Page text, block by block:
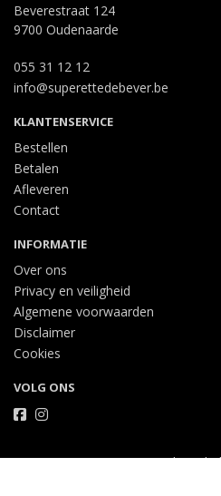
Beverestraat 124
9700 Oudenaarde
055 31 12 12
info@superettedebever.be
KLANTENSERVICE
Bestellen
Betalen
Afleveren
Contact
INFORMATIE
Over ons
Privacy en veiligheid
Algemene voorwaarden
Disclaimer
Cookies
VOLG ONS
Taal